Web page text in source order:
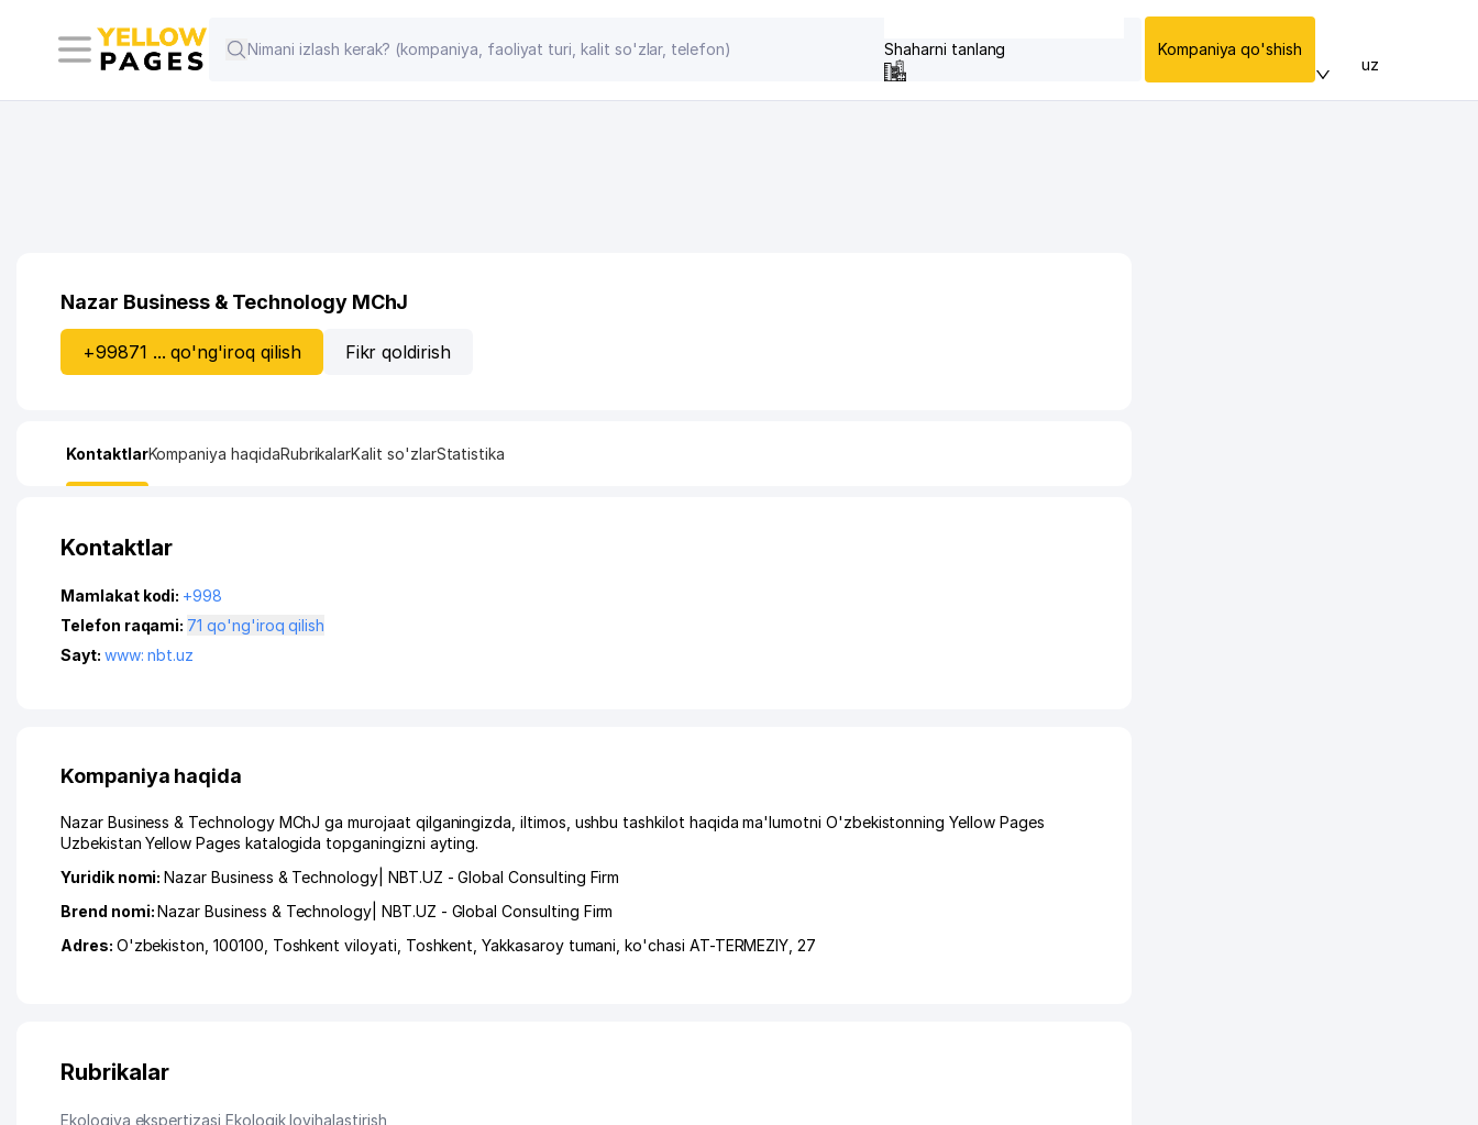
Shaharni tanlang Kompaniya qo'shish
uz
Nazar Business & Technology MChJ
+99871 ... qo'ng'iroq qilish Fikr qoldirish
KontaktlarKompaniya haqidaRubrikalarKalit so'zlarStatistika
Kontaktlar
Mamlakat kodi: +998
Telefon raqami:
71 qo'ng'iroq qilish
Sayt: www: nbt.uz
Kompaniya haqida
Nazar Business & Technology MChJ ga murojaat qilganingizda, iltimos, ushbu tashkilot haqida ma'lumotni O'zbekistonning Yellow Pages
Uzbekistan Yellow Pages katalogida topganingizni ayting.
Yuridik nomi:Nazar Business & Technology| NBT.UZ - Global Consulting Firm
Brend nomi:Nazar Business & Technology| NBT.UZ - Global Consulting Firm
Adres: O'zbekiston, 100100, Toshkent viloyati Toshkent ,Yakkasaroy tumani ,ko'chasi AT-TERMEZIY , 27
Rubrikalar
Ekologiya ekspertizasi Ekologik loyihalastirish